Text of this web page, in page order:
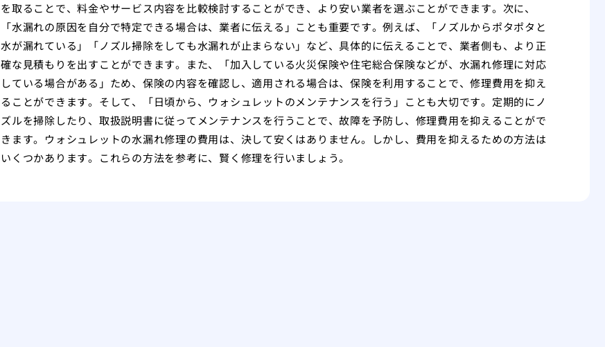
を取ることで、料金やサービス内容を比較検討することができ、より安い業者を選ぶことができます。次に、
「水漏れの原因を自分で特定できる場合は、業者に伝える」ことも重要です。例えば、「ノズルからポタポタと
水が漏れている」「ノズル掃除をしても水漏れが止まらない」など、具体的に伝えることで、業者側も、より正
確な見積もりを出すことができます。また、「加入している火災保険や住宅総合保険などが、水漏れ修理に対応
している場合がある」ため、保険の内容を確認し、適用される場合は、保険を利用することで、修理費用を抑え
ることができます。そして、「日頃から、ウォシュレットのメンテナンスを行う」ことも大切です。定期的にノ
ズルを掃除したり、取扱説明書に従ってメンテナンスを行うことで、故障を予防し、修理費用を抑えることがで
きます。ウォシュレットの水漏れ修理の費用は、決して安くはありません。しかし、費用を抑えるための方法は
いくつかあります。これらの方法を参考に、賢く修理を行いましょう。